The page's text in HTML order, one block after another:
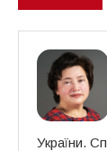
України.